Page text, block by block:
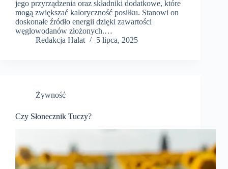
jego przyrządzenia oraz składniki dodatkowe, które
mogą zwiększać kaloryczność posiłku. Stanowi on
doskonałe źródło energii dzięki zawartości
węglowodanów złożonych.…
Redakcja Halat
5 lipca, 2025
Żywność
Czy Słonecznik Tuczy?